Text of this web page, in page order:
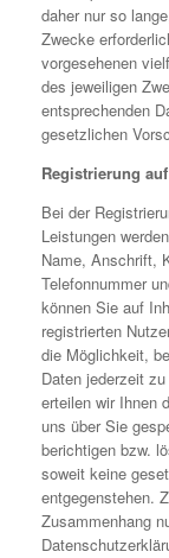
daher nur so
Zwecke
vorgesehenen
des jeweiligen
entsprechenden
gesetzlichen
Registrierung
Bei der
Leistungen
Name, Anschrift,
Telefonnummer
können Sie auf
registrierten
die Möglichkeit,
Daten jederzeit
erteilen wir Ihnen
uns über Sie
berichtigen bzw.
soweit keine
entgegenstehen.
Zusammenhang